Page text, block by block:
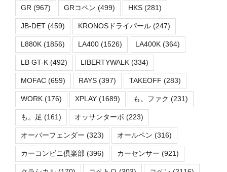
GR (967) GRコペン (499) HKS (281)
JB-DET (459) KRONOSドライパール (247)
L880K (1856) LA400 (1526) LA400K (364)
LB GT-K (492) LIBERTYWALK (334)
MOFAC (659) RAYS (397) TAKEOFF (283)
WORK (176) XPLAY (1689) も。ファク (231)
も。足 (161) オッサンターボ (223)
オーバーフェンダー (323) オールペン (316)
カーコンビニ倶楽部 (396) カーセンサー (921)